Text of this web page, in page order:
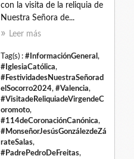
con la visita de la reliquia de
Nuestra Señora de...
Leer más
Tag(s) : #InformaciónGeneral ,
#IglesiaCatólica,
#FestividadesNuestraSeñorad
elSocorro2024, #Valencia,
#VisitadeReliquiadeVirgendeC
oromoto,
#114deCoronaciónCanónica,
#MonseñorJesúsGonzálezdeZá
rateSalas,
#PadrePedroDeFreitas,